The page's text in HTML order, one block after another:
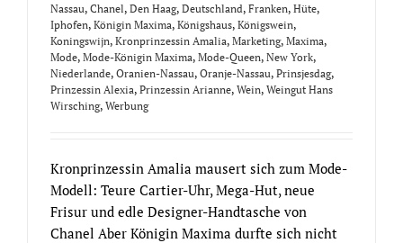
Nassau, Chanel, Den Haag, Deutschland, Franken, Hüte,
Iphofen, Königin Maxima, Königshaus, Königswein,
Koningswijn, Kronprinzessin Amalia, Marketing, Maxima,
Mode, Mode-Königin Maxima, Mode-Queen, New York,
Niederlande, Oranien-Nassau, Oranje-Nassau, Prinsjesdag,
Prinzessin Alexia, Prinzessin Arianne, Wein, Weingut Hans
Wirsching, Werbung
Kronprinzessin Amalia mausert sich zum Mode-
Modell: Teure Cartier-Uhr, Mega-Hut, neue
Frisur und edle Designer-Handtasche von
Chanel Aber Königin Maxima durfte sich nicht